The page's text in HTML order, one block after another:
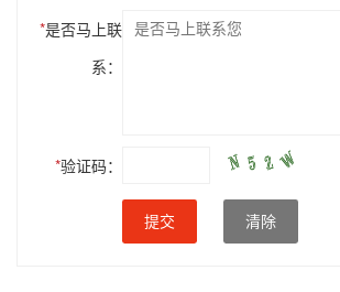
*是否马上联
系：
*验证码：
提交 清除